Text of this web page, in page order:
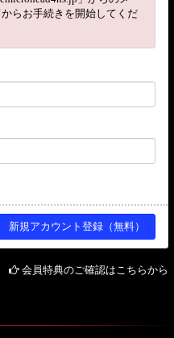
らお手続きを開始してくだ
会員特典のご確認はこちらから